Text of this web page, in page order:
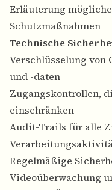
Erläuterung
Schutzmaßnahmen
Technische
Verschlüsselung von
und -daten
Zugangskontrollen,
einschränken
Audit-Trails für alle
Regelmäßige
Videoüberwachung